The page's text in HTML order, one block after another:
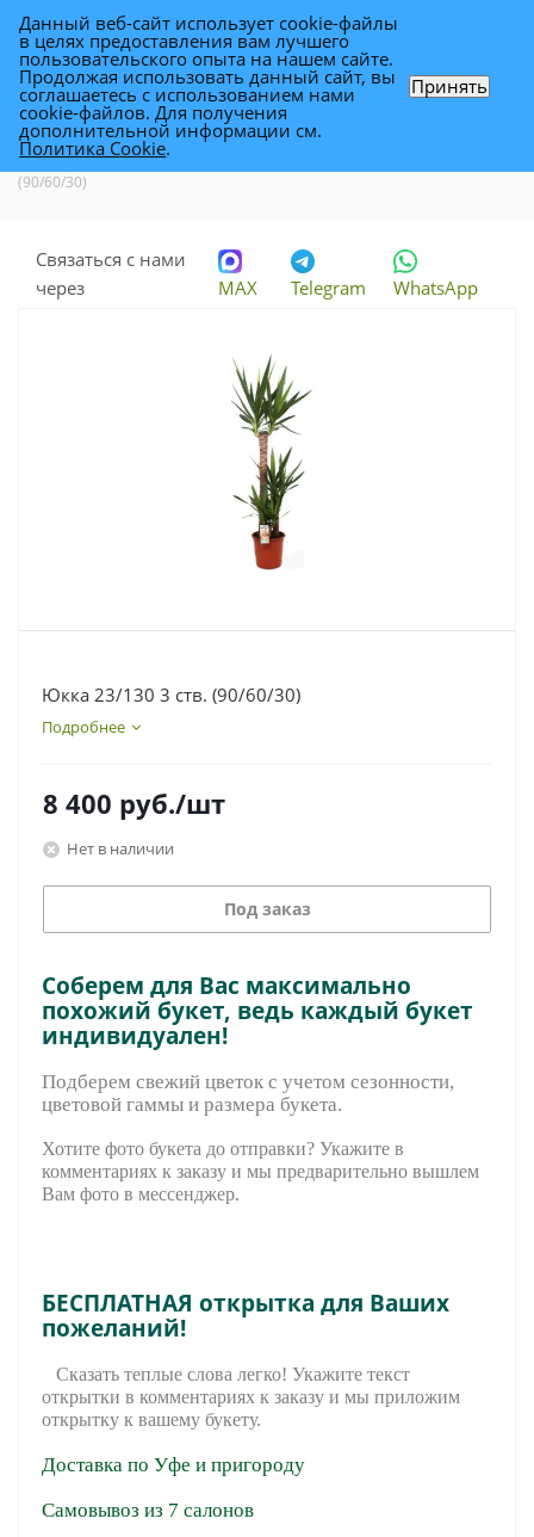
Юкка 23/130 3 ств. (90/60/30)
Каталог - Растения -
(90/60/30)
Связаться с нами
через
MAX Telegram WhatsApp
Юкка 23/130 3 ств. (90/60/30)
Подробнее
8 400 руб./шт
Нет в наличии
Под заказ
Соберем для Вас максимально
похожий букет, ведь каждый букет
индивидуален!
Подберем свежий цветок с учетом сезонности,
цветовой гаммы и размера букета.
Хотите фото букета до отправки? Укажите в
комментариях к заказу и мы предварительно вышлем
Вам фото в мессенджер.
БЕСПЛАТНАЯ открытка для Ваших
пожеланий!
Сказать теплые слова легко! Укажите текст
открытки в комментариях к заказу и мы приложим
открытку к вашему букету.
Доставка по Уфе и пригороду
Самовывоз из 7 салонов
Данный веб-сайт использует cookie-файлы
в целях предоставления вам лучшего
пользовательского опыта на нашем сайте.
Продолжая использовать данный сайт, вы
соглашаетесь с использованием нами
cookie-файлов. Для получения
дополнительной информации см.
Политика Cookie.
Принять